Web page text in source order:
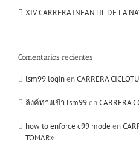
XIV CARRERA INFANTIL DE LA
Comentarios recientes
lsm99 loginenCARRERA
ลิงค์ทางเข้า lsm99enCARRERA
how to enforce c99 mode en
TOMAR»